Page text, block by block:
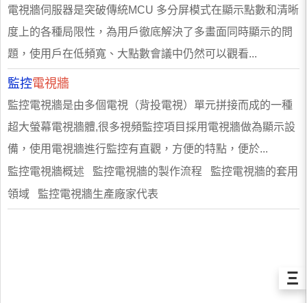
電視牆伺服器是突破傳統MCU 多分屏模式在顯示點數和清晰
度上的各種局限性，為用戶徹底解決了多畫面同時顯示的問
題，使用戶在低頻寬、大點數會議中仍然可以觀看...
監控電視牆
監控電視牆是由多個電視（背投電視）單元拼接而成的一種
超大螢幕電視牆體,很多視頻監控項目採用電視牆做為顯示設
備，使用電視牆進行監控有直觀，方便的特點，便於...
監控電視牆概述 監控電視牆的製作流程 監控電視牆的套用
領域 監控電視牆生產廠家代表
Ξ